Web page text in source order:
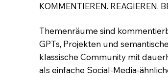
KOMMENTIEREN. REAGIEREN.
Themenräume sind
GPTs, Projekten und
klassische Community mit
als einfache Social-Media-